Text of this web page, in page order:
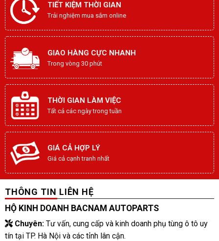
TIẾT KIỆM THỜI GIAN
Trải nghiệm mua sắm online
GIAO HÀNG CỰC NHANH
Trong vòng 30 phút
THỜI GIAN LÀM VIỆC
Tất cả các ngày trong tuần
GIÁ CẢ HỢP LÝ
Giá cả cạnh tranh nhất
THÔNG TIN LIÊN HỆ
HỘ KINH DOANH BACNAM AUTOPARTS
Chuyên:Tư vấn, cung cấp và kinh doanh phụ tùng ô tô uy
tín tại TP. Hà Nội và các tỉnh lân cận.